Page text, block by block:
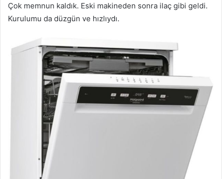
Çok memnun kaldık. Eski makineden sonra ilaç gibi geldi.
Kurulumu da düzgün ve hızlıydı.